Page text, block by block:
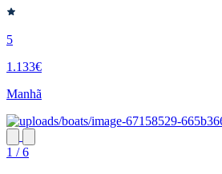
5
1.133€
Manhã
1 / 6